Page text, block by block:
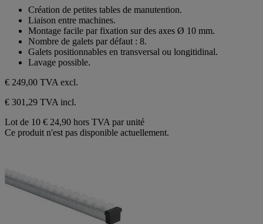
étoiles.
Création de petites tables de manutention.
Liaison entre machines.
Montage facile par fixation sur des axes Ø 10 mm.
Nombre de galets par défaut : 8.
Galets positionnables en transversal ou longitidinal.
Lavage possible.
€ 249,00 TVA excl.
€ 301,29 TVA incl.
Lot de 10 € 24,90 hors TVA par unité
Ce produit n'est pas disponible actuellement.